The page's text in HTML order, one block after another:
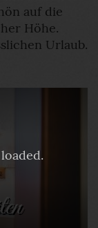
auf die
Höhe.
Urlaub.